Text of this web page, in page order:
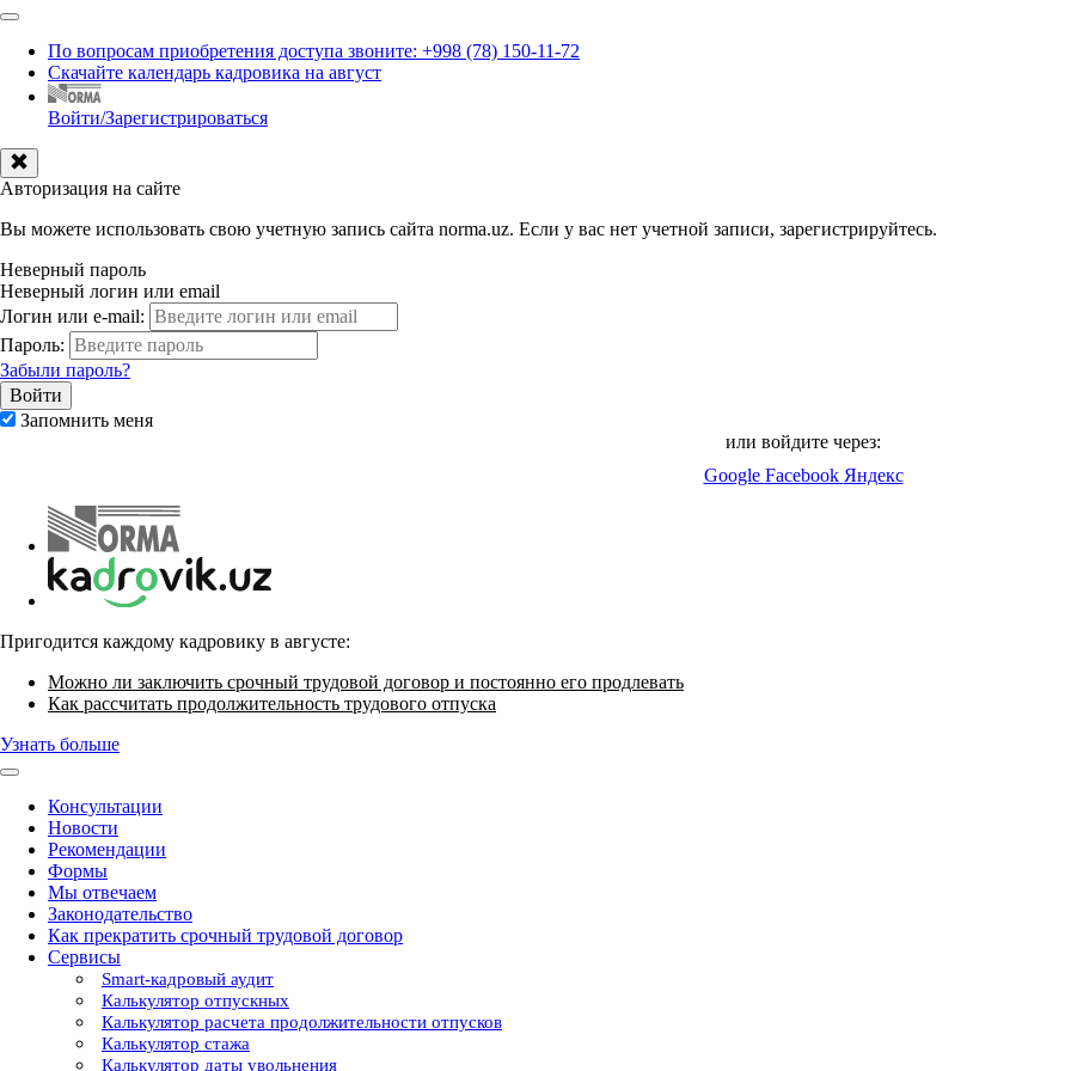
По вопросам приобретения доступа звоните: +998 (78) 150-11-72
Скачайте календарь кадровика на август
Войти/Зарегистрироваться
Авторизация на сайте
Вы можете использовать свою учетную запись сайта norma.uz. Если у вас нет учетной записи, зарегистрируйтесь.
Неверный пароль
Неверный логин или email
Логин или e-mail:
Пароль:
Забыли пароль?
Запомнить меня
или войдите через:
Google Facebook Яндекс
Пригодится каждому кадровику в августе:
Можно ли заключить срочный трудовой договор и постоянно его продлевать
Как рассчитать продолжительность трудового отпуска
Узнать больше
Консультации
Новости
Рекомендации
Формы
Мы отвечаем
Законодательство
Как прекратить срочный трудовой договор
Сервисы
Smart-кадровый аудит
Калькулятор отпускных
Калькулятор расчета продолжительности отпусков
Калькулятор стажа
Калькулятор даты увольнения